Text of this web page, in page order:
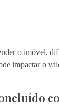
o imóvel,
impactar o